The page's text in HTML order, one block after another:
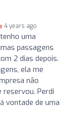
4 years ago
uma
passagens
2 dias depois.
ela me
não
reservou. Perdi
vontade de uma